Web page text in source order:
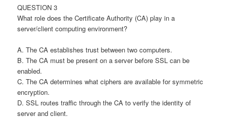
QUESTION 3
What role does the Certificate Authority (CA) play in a
server/client computing environment?
A. The CA establishes trust between two computers.
B. The CA must be present on a server before SSL can be
enabled.
C. The CA determines what ciphers are available for symmetric
encryption.
D. SSL routes traffic through the CA to verify the identity of
server and client.